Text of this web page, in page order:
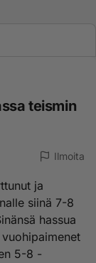
teismin
Ilmoita
ja
siinä 7-8
hassua
5-8 -